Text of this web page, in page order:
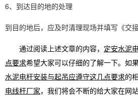
6、到达目的地的处理
到目的地后，应及时清理现场并填写《交
通过阅读上述文章的内容， 定安水泥
点要求希望大家可以仔细的了解一下。如
水泥电杆安装与起吊应遵守这几点要求的
电线杆厂家，我们将会不断的给大家在网